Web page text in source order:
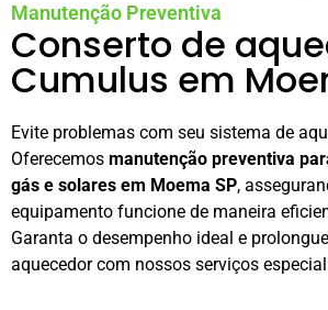
Manutenção Preventiva
Conserto de
Cumulus em
Evite problemas com seu sistema de
Oferecemos manutenção preventiva
gás e solares em Moema SP,
equipamento funcione de maneira
Garanta o desempenho ideal e
aquecedor com nossos serviços